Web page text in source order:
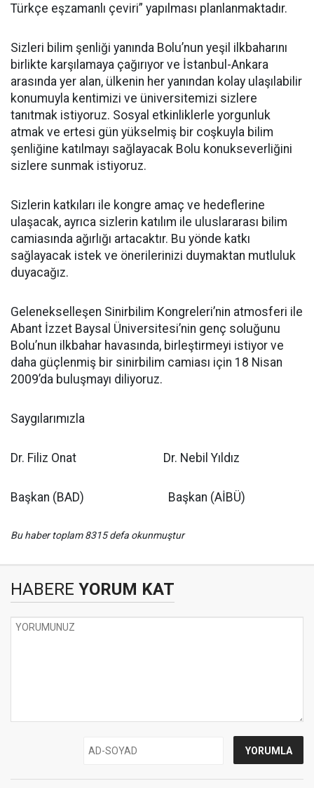
Türkçe eşzamanlı çeviri” yapılması planlanmaktadır.
Sizleri bilim şenliği yanında Bolu’nun yeşil ilkbaharını
birlikte karşılamaya çağırıyor ve İstanbul-Ankara
arasında yer alan, ülkenin her yanından kolay ulaşılabilir
konumuyla kentimizi ve üniversitemizi sizlere
tanıtmak istiyoruz. Sosyal etkinliklerle yorgunluk
atmak ve ertesi gün yükselmiş bir coşkuyla bilim
şenliğine katılmayı sağlayacak Bolu konukseverliğini
sizlere sunmak istiyoruz.
Sizlerin katkıları ile kongre amaç ve hedeflerine
ulaşacak, ayrıca sizlerin katılım ile uluslararası bilim
camiasında ağırlığı artacaktır. Bu yönde katkı
sağlayacak istek ve önerilerinizi duymaktan mutluluk
duyacağız.
Gelenekselleşen Sinirbilim Kongreleri’nin atmosferi ile
Abant İzzet Baysal Üniversitesi’nin genç soluğunu
Bolu’nun ilkbahar havasında, birleştirmeyi istiyor ve
daha güçlenmiş bir sinirbilim camiası için 18 Nisan
2009’da buluşmayı diliyoruz.
Saygılarımızla
Dr. Filiz Onat Dr. Nebil Yıldız
Başkan (BAD) Başkan (AİBÜ)
Bu haber toplam 8315 defa okunmuştur
HABERE YORUM KAT